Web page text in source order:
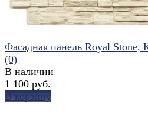
Фасадная панель Royal Stone,
(0)
В наличии
1 100 руб.
В корзину